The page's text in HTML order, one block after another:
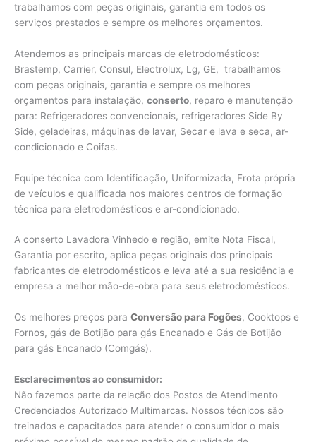
trabalhamos com peças originais, garantia em todos os
serviços prestados e sempre os melhores orçamentos.
Atendemos as principais marcas de eletrodomésticos:
Brastemp, Carrier, Consul, Electrolux, Lg, GE, trabalhamos
com peças originais, garantia e sempre os melhores
orçamentos para instalação, conserto, reparo e manutenção
para: Refrigeradores convencionais, refrigeradores Side By
Side, geladeiras, máquinas de lavar, Secar e lava e seca, ar-
condicionado e Coifas.
Equipe técnica com Identificação, Uniformizada, Frota própria
de veículos e qualificada nos maiores centros de formação
técnica para eletrodomésticos e ar-condicionado.
A conserto Lavadora Vinhedo e região, emite Nota Fiscal,
Garantia por escrito, aplica peças originais dos principais
fabricantes de eletrodomésticos e leva até a sua residência e
empresa a melhor mão-de-obra para seus eletrodomésticos.
Os melhores preços para Conversão para Fogões, Cooktops e
Fornos, gás de Botijão para gás Encanado e Gás de Botijão
para gás Encanado (Comgás).
Esclarecimentos ao consumidor:
Não fazemos parte da relação dos Postos de Atendimento
Credenciados Autorizado Multimarcas. Nossos técnicos são
treinados e capacitados para atender o consumidor o mais